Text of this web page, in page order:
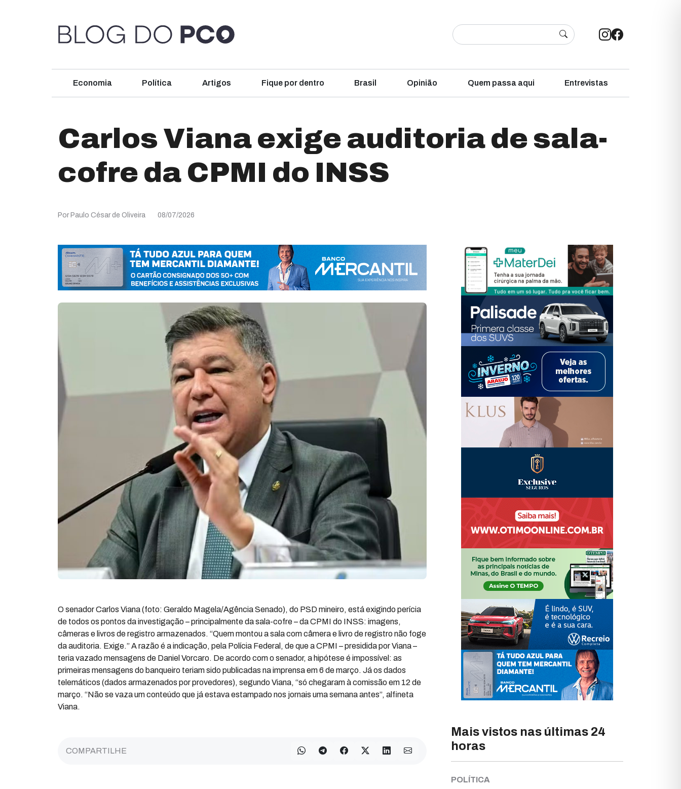
Economia Política Artigos Fique por dentro Brasil Opinião Quem passa aqui Entrevistas
Carlos Viana exige auditoria de sala-
cofre da CPMI do INSS
Por Paulo César de Oliveira 08/07/2026
O senador Carlos Viana (foto: Geraldo Magela/Agência Senado), do PSD mineiro, está exigindo perícia
de todos os pontos da investigação – principalmente da sala-cofre – da CPMI do INSS: imagens,
câmeras e livros de registro armazenados. “Quem montou a sala com câmera e livro de registro não foge
da auditoria. Exige.” A razão é a indicação, pela Polícia Federal, de que a CPMI – presidida por Viana –
teria vazado mensagens de Daniel Vorcaro. De acordo com o senador, a hipótese é impossível: as
primeiras mensagens do banqueiro teriam sido publicadas na imprensa em 6 de março. Já os dados
telemáticos (dados armazenados por provedores), segundo Viana, “só chegaram à comissão em 12 de
março. “Não se vaza um conteúdo que já estava estampado nos jornais uma semana antes”, alfineta
Viana.
COMPARTILHE
Mais vistos nas últimas 24
horas
POLÍTICA